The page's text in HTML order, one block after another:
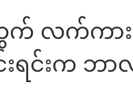
က် လက်ကာ
းရင်းက ဘာ